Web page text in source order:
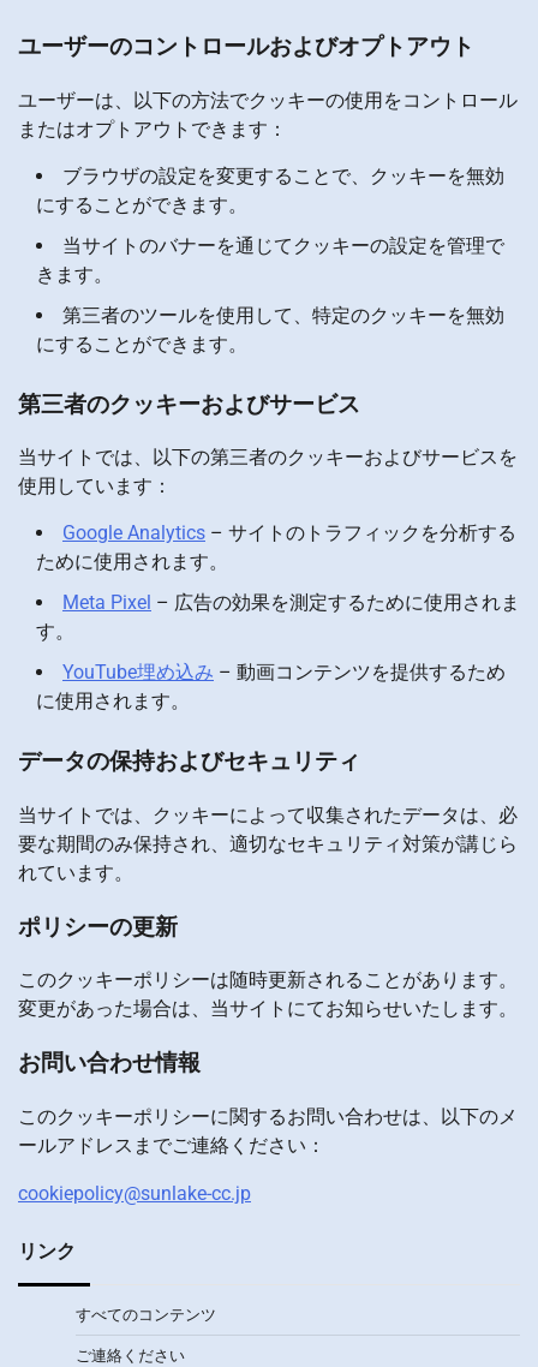
ユーザーのコントロールおよびオプトアウト
ユーザーは、以下の方法でクッキーの使用をコントロール
またはオプトアウトできます：
ブラウザの設定を変更することで、クッキーを無効
にすることができます。
当サイトのバナーを通じてクッキーの設定を管理で
きます。
第三者のツールを使用して、特定のクッキーを無効
にすることができます。
第三者のクッキーおよびサービス
当サイトでは、以下の第三者のクッキーおよびサービスを
使用しています：
Google Analytics – サイトのトラフィックを分析する
ために使用されます。
Meta Pixel – 広告の効果を測定するために使用されま
す。
YouTube埋め込み – 動画コンテンツを提供するため
に使用されます。
データの保持およびセキュリティ
当サイトでは、クッキーによって収集されたデータは、必
要な期間のみ保持され、適切なセキュリティ対策が講じら
れています。
ポリシーの更新
このクッキーポリシーは随時更新されることがあります。
変更があった場合は、当サイトにてお知らせいたします。
お問い合わせ情報
このクッキーポリシーに関するお問い合わせは、以下のメ
ールアドレスまでご連絡ください：
cookiepolicy@sunlake-cc.jp
リンク
すべてのコンテンツ
ご連絡ください